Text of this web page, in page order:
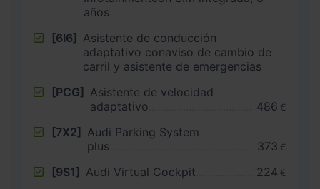
años
[6I6] Asistente de conducción
adaptativo conaviso de cambio de
carril y asistente de emergencias
[PCG] Asistente de velocidad
adaptativo
486 €
[7X2] Audi Parking System
plus
373 €
[9S1] Audi Virtual Cockpit 224 €